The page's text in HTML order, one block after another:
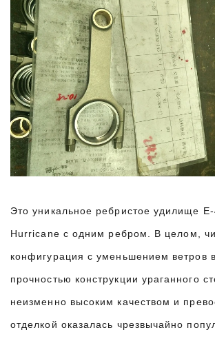
Это уникальное ребристое удилище
Hurricane с одним ребром. В целом,
конфигурация с уменьшением ветров
прочностью конструкции ураганного
неизменно высоким качеством и
отделкой оказалась чрезвычайно